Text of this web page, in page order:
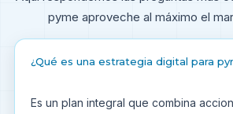
pyme aproveche al máximo el
¿Qué es una estrategia digital para
Es un plan integral que combina